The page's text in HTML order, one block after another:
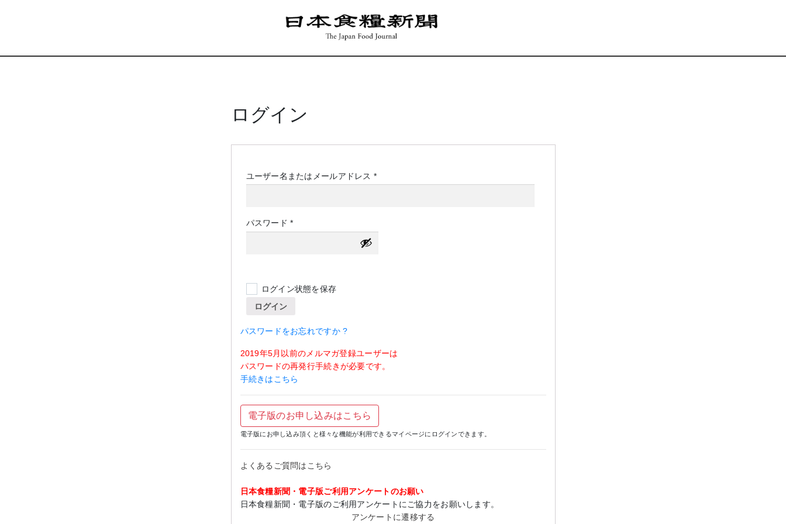
ログイン
ユーザー名またはメールアドレス *必
パスワード*必
須
ログイン状態を保存
ログイン
パスワードをお忘れですか ?
2019年5月以前のメルマガ登録ユーザーは
パスワードの再発行手続きが必要です。
手続きはこちら
電子版のお申し込みはこちら
電子版にお申し込み頂くと様々な機能が利用できるマイページにログインできます。
よくあるご質問はこちら
日本食糧新聞・電子版ご利用アンケートのお願い
日本食糧新聞・電子版のご利用アンケートにご協力をお願いします。
アンケートに遷移する